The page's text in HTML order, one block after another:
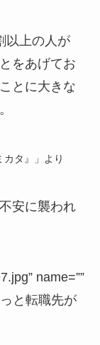
以上の人が
をあげてお
とに大きな
カタ』」より
安に襲われ
name=””
と転職先が